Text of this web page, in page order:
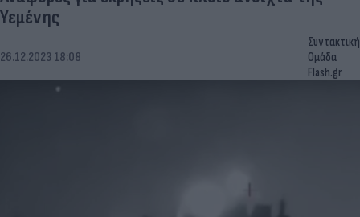
Υεμένης
26.12.2023 18:08
Συντακτική
Ομάδα
Flash.gr